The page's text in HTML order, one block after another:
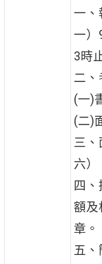
一、
一）
3時
二、
(一)
(二)
三、
六）
四
額及
章。
五、